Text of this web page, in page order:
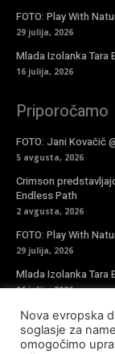
FOTO: Play With
29 julija, 2026
Mlada Izolanka
16 julija, 2026
Priporočamo
FOTO: Jani Kovačič
5 avgusta, 2026
Crimson
Endless Path
2 avgusta, 2026
FOTO: Play With
29 julija, 2026
Mlada Izolanka
16 julija, 2026
Vpiši se v
Nova evropska
soglasje za
omogočimo